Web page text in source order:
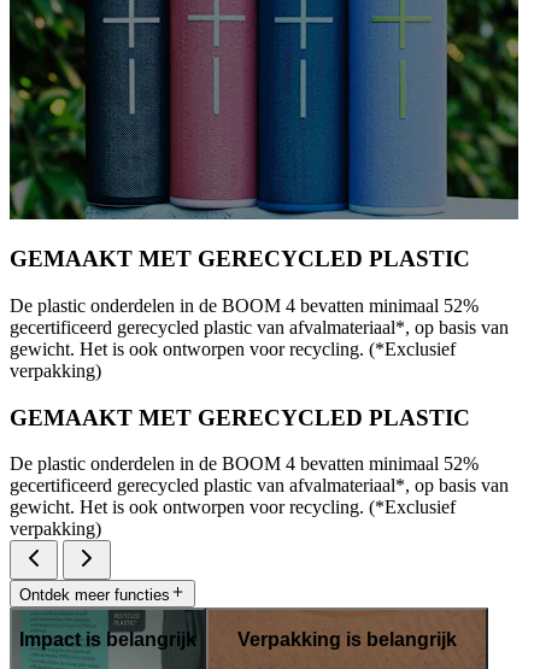
GEMAAKT MET GERECYCLED PLASTIC
De plastic onderdelen in de BOOM 4 bevatten minimaal 52%
gecertificeerd gerecycled plastic van afvalmateriaal*, op basis van
gewicht. Het is ook ontworpen voor recycling. (*Exclusief
verpakking)
GEMAAKT MET GERECYCLED PLASTIC
De plastic onderdelen in de BOOM 4 bevatten minimaal 52%
gecertificeerd gerecycled plastic van afvalmateriaal*, op basis van
gewicht. Het is ook ontworpen voor recycling. (*Exclusief
verpakking)
Ontdek meer functies
Impact is belangrijk Verpakking is belangrijk